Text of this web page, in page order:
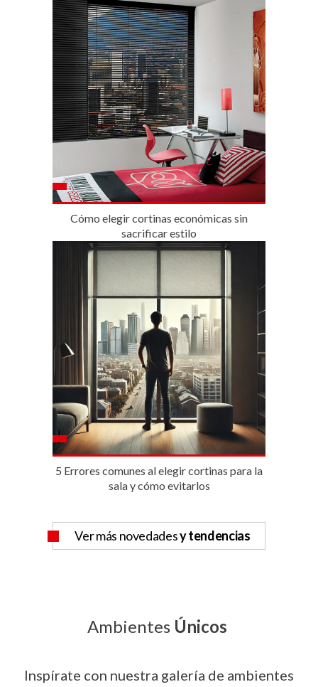
Cómo elegir cortinas económicas sin
sacrificar estilo
5 Errores comunes al elegir cortinas para la
sala y cómo evitarlos
Ver más novedadesy tendencias
Ambientes Únicos
Inspírate con nuestra galería de ambientes